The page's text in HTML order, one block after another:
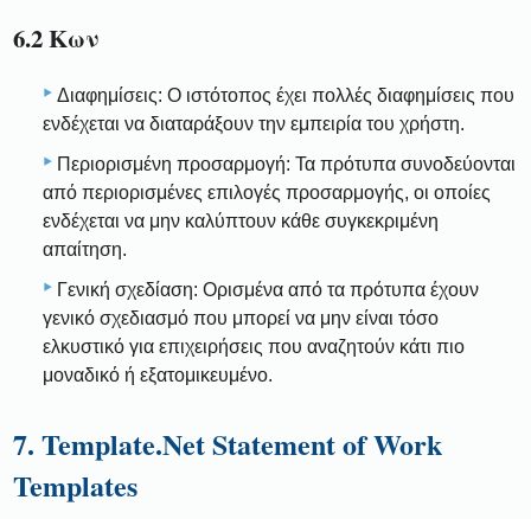
6.2 Κων
Διαφημίσεις: Ο ιστότοπος έχει πολλές διαφημίσεις που
ενδέχεται να διαταράξουν την εμπειρία του χρήστη.
Περιορισμένη προσαρμογή: Τα πρότυπα συνοδεύονται
από περιορισμένες επιλογές προσαρμογής, οι οποίες
ενδέχεται να μην καλύπτουν κάθε συγκεκριμένη
απαίτηση.
Γενική σχεδίαση: Ορισμένα από τα πρότυπα έχουν
γενικό σχεδιασμό που μπορεί να μην είναι τόσο
ελκυστικό για επιχειρήσεις που αναζητούν κάτι πιο
μοναδικό ή εξατομικευμένο.
7. Template.Net Statement of Work
Templates